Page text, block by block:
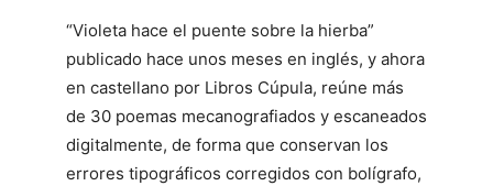
“Violeta hace el puente sobre la hierba”
publicado hace unos meses en inglés, y ahora
en castellano por Libros Cúpula, reúne más
de 30 poemas mecanografiados y escaneados
digitalmente, de forma que conservan los
errores tipográficos corregidos con bolígrafo,